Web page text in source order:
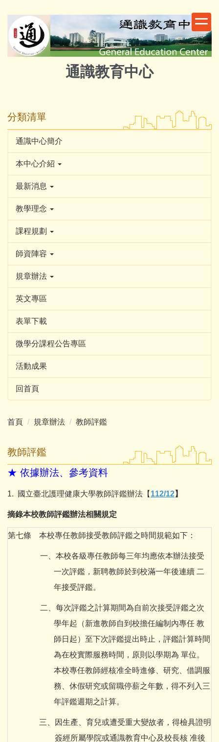
主
要
通識教育中心
分類清單
通識中心簡介
本中心介紹
最新消息
教學理念
課程規劃
師資陣容
規章辦法
英文專區
表單下載
微學分課程公告專區
活動成果
回首頁
首頁 規章辦法 教師評鑑
教師評鑑
★ 依據辦法、參考資料
1. 國立臺北護理健康大學教師評鑑辦法【 112/12】
摘錄本校教師評鑑辦法相關規定
第七條 本校專任教師接受教師評鑑之時間規範如下：
一、本校各級專任教師每三年均應依本辦法接受
一次評鑑，新聘教師於到校滿一年後連續 二
年接受評鑑。
二、每次評鑑之計算期間為自前次接受評鑑之次
學年起（新進教師自到校擔任編制內專任 教
師日起）至下次評鑑提出時止，評鑑計算時間
為在校實際服務時間，原則以學期為 單位。
本校專任教師經核准全時進修、研究、借調服
務、休假研究或留職停薪之年數，得不列入三
年評鑑週期之計算。
三、因生產、育兒或遭受重大變故者，得檢具證明
簽經所屬學院或通識教育中心及校長核 准後